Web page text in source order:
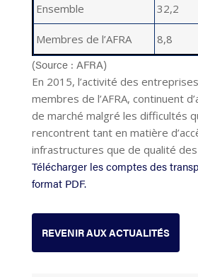
Ensemble 32,2
Membres de l’AFRA 8,8
(Source : AFRA)
En 2015, l’activité des
membres de l’AFRA, continuent
de marché malgré les difficultés
rencontrent tant en matière
infrastructures que de qualité des
Télécharger les comptes des
format PDF.
REVENIR AUX ACTUALITÉS